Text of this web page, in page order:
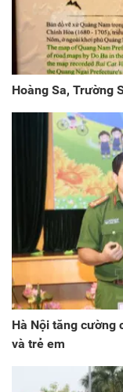
Hoàng Sa, Trường
Hà Nội tăng cường
và trẻ em